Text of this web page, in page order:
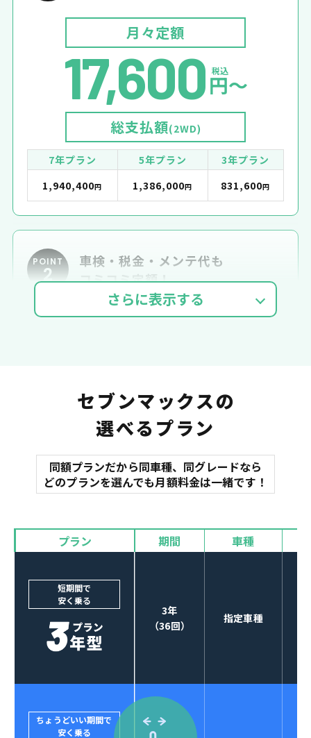
月々定額
17,600 税込
円〜
総支払額(2WD)
7年プラン 5年プラン
3年プラン
1,940,400円 1,386,000円 831,600円
POINT
2
車検・税金・メンテ代も
コミコミ定額！
オイル交換 諸費用
マット
バイザー
3
オプションも選べる！
セブンマックスの
選べるプラン
同額プランだから同車種、同グレードなら
どのプランを選んでも月額料金は一緒です！
プラン 期間 車種
短期間で
安く乗る
3年
（36回）
指定車種
ちょうどいい期間で
安く乗る